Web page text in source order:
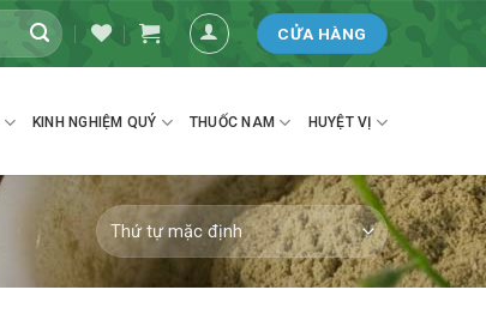
CỬA HÀNG
KINH NGHIỆM QUÝ THUỐC NAM HUYỆT VỊ